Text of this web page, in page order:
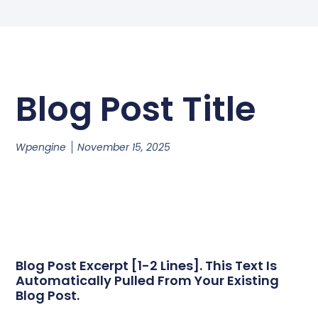
Blog Post Title
Wpengine November 15, 2025
Blog Post Excerpt [1-2 Lines]. This Text Is
Automatically Pulled From Your Existing
Blog Post.